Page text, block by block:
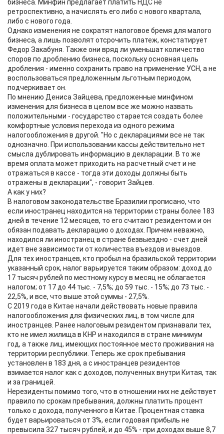
бизнеса. Минфин предлагает платить НДС не
ретроспективно, а начислять его либо с нового квартала,
либо с нового года.
Однако изменения не сократят налоговое бремя для малого
бизнеса, а лишь позволят отсрочить платеж, констатирует
Федор Закабуня. Также они вряд ли уменьшат количество
споров по дроблению бизнеса, поскольку основная цель
дробления - именно сохранить право на применение УСН, а не
воспользоваться предложенным льготным периодом,
подчеркивает он.
По мнению Дениса Зайцева, предложенные минфином
изменения для бизнеса в целом все же можно назвать
положительными - государство старается создать более
комфортные условия перехода из одного режима
налогообложения в другой. "Но с декларациями все не так
однозначно. При использовании кассы действительно нет
смысла дублировать информацию в декларации. В то же
время оплата может приходить на расчетный счет и не
отражаться в кассе - тогда эти доходы должны быть
отражены в декларации", - говорит Зайцев.
А как у них?
В налоговом законодательстве Бразилии прописано, что
если иностранец находится на территории страны более 183
дней в течение 12 месяцев, то его считают резидентом и он
обязан подавать декларацию о доходах. Причем неважно,
находился ли иностранец в стране безвыездно - счет дней
идет вне зависимости от количества въездов и выездов.
Для тех иностранцев, кто пробыл на бразильской территории
указанный срок, налог варьируется таким образом: доход до
17 тысяч рублей по местному курсу в месяц не облагается
налогом; от 17 до 44 тыс. - 7,5%; до 59 тыс. - 15%; до 73 тыс. -
22,5%, и все, что выше этой суммы - 27,5%.
С 2019 года в Китае начали действовать новые правила
налогообложения для физических лиц, в том числе для
иностранцев. Ранее налоговым резидентом признавали тех,
кто не имел жилища в КНР и находился в стране минимум
год, а также лиц, имеющих постоянное место проживания на
территории республики. Теперь же срок пребывания
установлен в 183 дня, а с иностранцев резидентов
взимается налог как с доходов, полученных внутри Китая, так
и за границей.
Нерезиденты помимо того, что в отношении них не действует
правило по срокам пребывания, должны платить процент
только с дохода, полученного в Китае. Процентная ставка
будет варьироваться от 3%, если годовая прибыль не
превысила 327 тысяч рублей, и до 45% - при доходах выше 8,7